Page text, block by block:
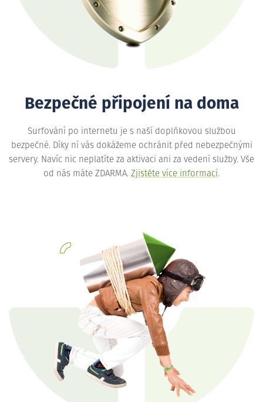
Bezpečné připojení na doma
Surfování po internetu je s naší doplňkovou službou
bezpečné. Díky ní vás dokážeme ochránit před nebezpečnými
servery. Navíc nic neplatíte za aktivaci ani za vedení služby. Vše
od nás máte ZDARMA. Zjistěte více informací.